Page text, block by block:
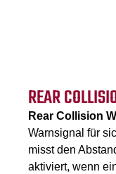
REAR
Rear Collision
Warnsignal für
misst den
aktiviert, wenn